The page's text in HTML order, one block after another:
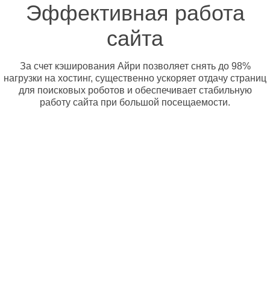
Эффективная работа
сайта
За счет кэширования Айри позволяет снять до 98%
нагрузки на хостинг, существенно ускоряет отдачу страниц
для поисковых роботов и обеспечивает стабильную
работу сайта при большой посещаемости.